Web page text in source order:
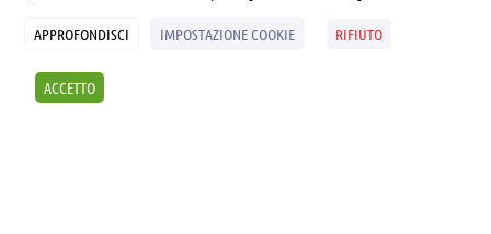
Sintesi e liberatorie
APPROFONDISCI IMPOSTAZIONE COOKIE RIFIUTO
ACCETTO